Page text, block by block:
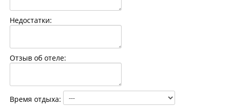
Недостатки:
Отзыв об отеле:
Время отдыха: